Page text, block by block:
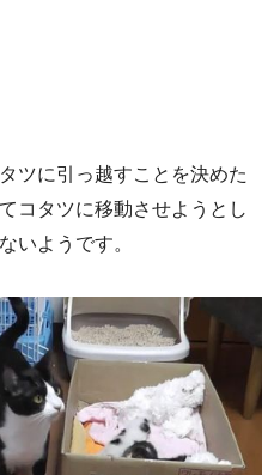
ツに引っ越すことを決めた
コタツに移動させようとし
いようです。